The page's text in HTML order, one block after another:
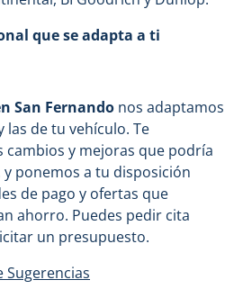
que se adapta a ti
San Fernando nos adaptamos
las de tu vehículo. Te
cambios y mejoras que podría
ponemos a tu disposición
de pago y ofertas que
ahorro. Puedes pedir cita
un presupuesto.
Sugerencias